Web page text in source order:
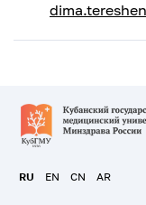
RU EN CN AR